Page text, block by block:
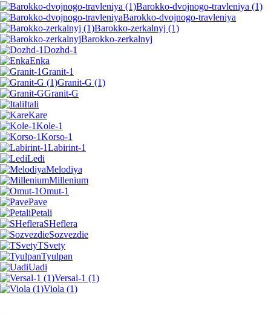
Barokko-dvojnogo-travleniya (1)
Barokko-dvojnogo-travleniya
Barokko-zerkalnyj (1)
Barokko-zerkalnyj
Dozhd-1
Enka
Granit-1
Granit-G (1)
Granit-G
Itali
Kare
Kole-1
Korso-1
Labirint-1
Ledi
Melodiya
Millenium
Omut-1
Pave
Petali
SHeflera
Sozvezdie
TSvety
Tyulpan
Uadi
Versal-1 (1)
Viola (1)